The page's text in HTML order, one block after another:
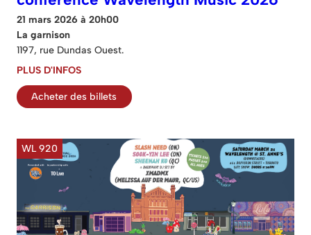
21 mars 2026 à 20h00
La garnison
1197, rue Dundas Ouest.
PLUS D'INFOS
Acheter des billets
WL 920